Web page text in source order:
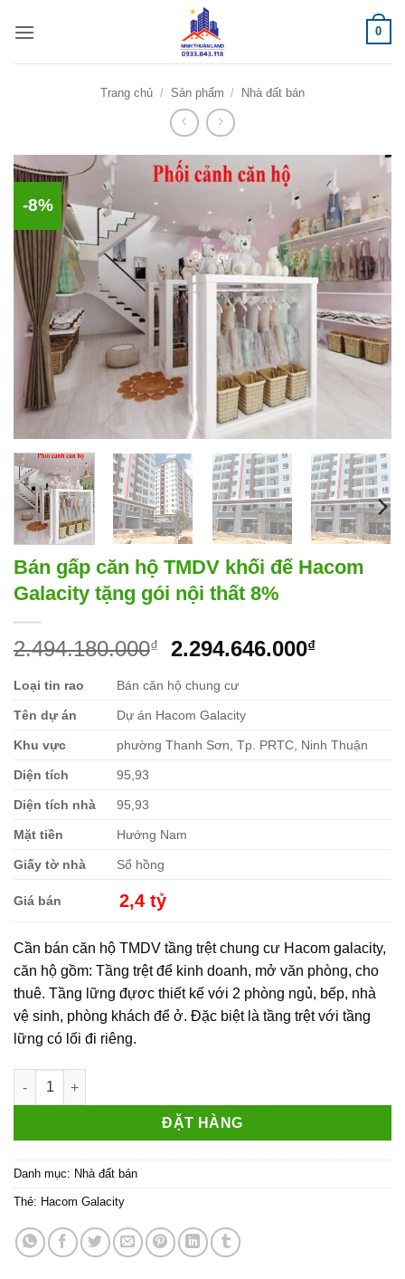
qua
0
Trang chủ / Sản phẩm / Nhà đất bán
-8%
Bán gấp căn hộ TMDV khối đế Hacom
Galacity tặng gói nội thất 8%
2.494.180.000₫
Giá
là:
2.494.180.000₫.
2.294.646.000₫Giá
Loại tin rao Bán căn hộ chung cư
Tên dự án Dự án Hacom Galacity
Khu vực phường Thanh Sơn, Tp. PRTC, Ninh Thuận
Diện tích 95,93
Diện tích nhà 95,93
Mặt tiền Hướng Nam
Giấy tờ nhà Sổ hồng
Giá bán 2,4 tỷ
Cần bán căn hộ TMDV tầng trệt chung cư Hacom galacity,
căn hộ gồm: Tầng trệt để kinh doanh, mở văn phòng, cho
thuê. Tầng lững đựơc thiết kế với 2 phòng ngủ, bếp, nhà
vệ sinh, phòng khách để ở. Đặc biệt là tầng trệt với tầng
lững có lối đi riêng.
Bán gấp căn hộ TMDV khối đế Hacom Galacity tặng gói nội
ĐẶT HÀNG
Danh mục: Nhà đất bán
Thẻ: Hacom Galacity